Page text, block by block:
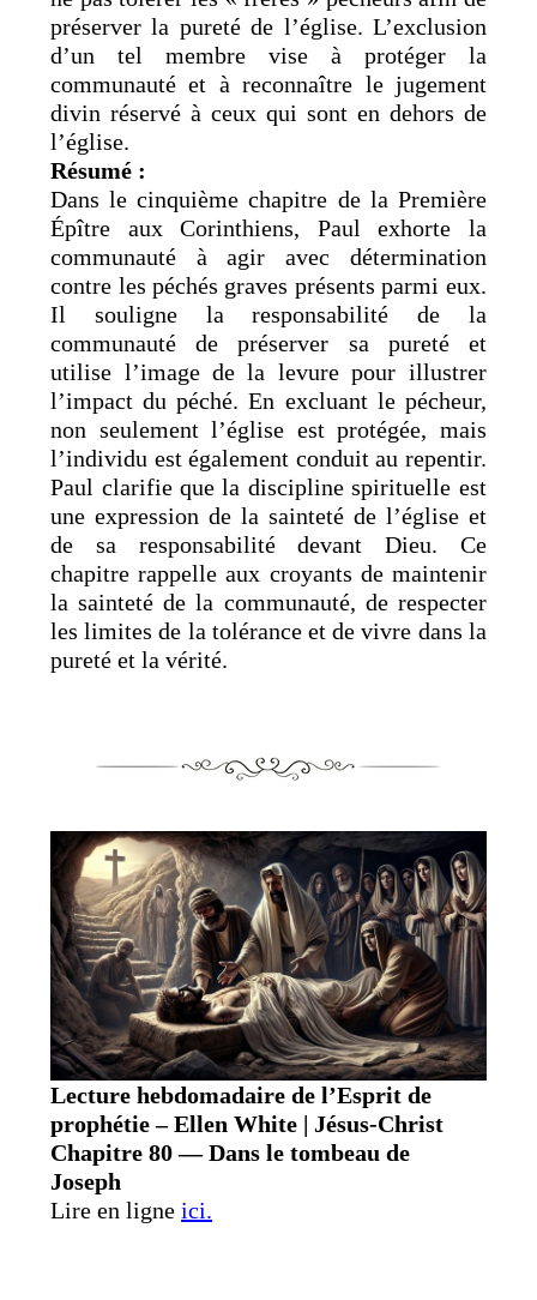
préserver la pureté de l’église. L’exclusion
d’un tel membre vise à protéger la
communauté et à reconnaître le jugement
divin réservé à ceux qui sont en dehors de
l’église.
Résumé :
Dans le cinquième chapitre de la Première
Épître aux Corinthiens, Paul exhorte la
communauté à agir avec détermination
contre les péchés graves présents parmi eux.
Il souligne la responsabilité de la
communauté de préserver sa pureté et
utilise l’image de la levure pour illustrer
l’impact du péché. En excluant le pécheur,
non seulement l’église est protégée, mais
l’individu est également conduit au repentir.
Paul clarifie que la discipline spirituelle est
une expression de la sainteté de l’église et
de sa responsabilité devant Dieu. Ce
chapitre rappelle aux croyants de maintenir
la sainteté de la communauté, de respecter
les limites de la tolérance et de vivre dans la
pureté et la vérité.
Lecture hebdomadaire de l’Esprit de
prophétie – Ellen White | Jésus-Christ
Chapitre 80 — Dans le tombeau de
Joseph
Lire en ligneici.